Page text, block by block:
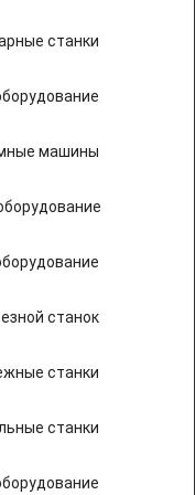
станки
машины
станок
станки
станки